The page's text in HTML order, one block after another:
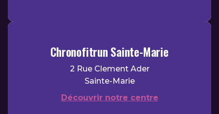
Chronofitrun Sainte-Marie
2 Rue Clement Ader
Sainte-Marie
Découvrir notre centre